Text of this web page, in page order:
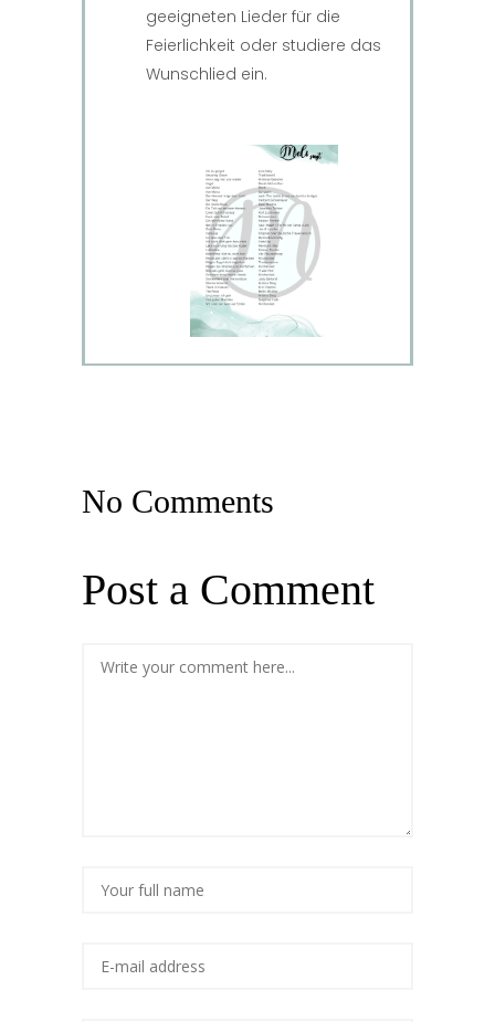
geeigneten Lieder für die
Feierlichkeit oder studiere das
Wunschlied ein.
No Comments
Post a Comment